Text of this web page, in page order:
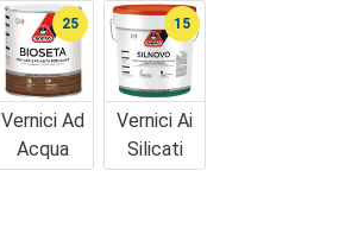
Vernici Ad
Acqua
25
Vernici Ai
Silicati
15